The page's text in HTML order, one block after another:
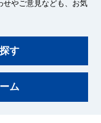
せやご意見なども、お気
す
ム